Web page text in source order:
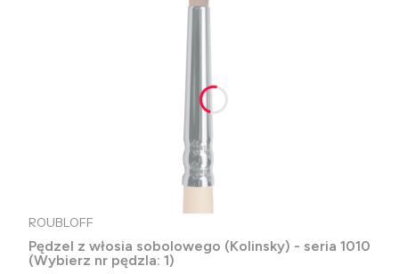
ROUBLOFF
Pędzel z włosia sobolowego (Kolinsky) - seria 1010
(Wybierz nr pędzla: 1)